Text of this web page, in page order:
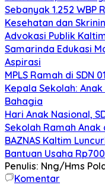
Sebanyak 1.252 WBP
Kesehatan dan
Advokasi Publik
Samarinda Edukasi
Aspirasi
MPLS Ramah di SDN
Kepala Sekolah:
Bahagia
Hari Anak Nasional,
Sekolah Ramah
BAZNAS Kaltim
Bantuan Usaha
Penulis: Nng/Hms
Komentar